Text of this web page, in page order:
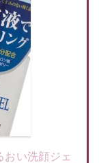
い洗顔ジェ